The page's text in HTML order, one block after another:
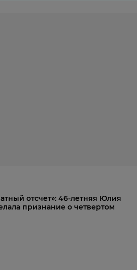
отсчет»: 46-летняя Юлия
признание о четвертом